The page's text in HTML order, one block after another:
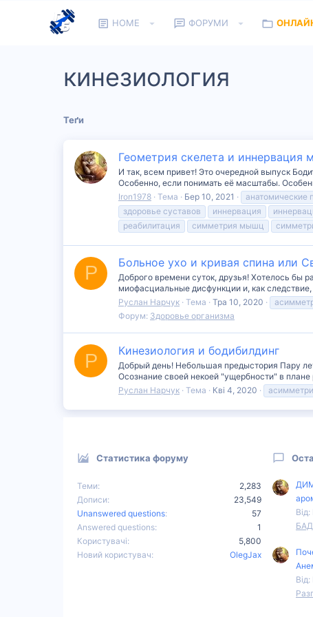
HOME ФОРУМИ
кинезиология
Теґи
Геометрия скелета и иннервация
И так, всем привет! Это очередной выпуск
Особенно, если понимать её масштабы.
Iron1978 Тема Бер 10, 2021 анатомические
здоровье суставов
иннервация
реабилитация
симметрия мышц
Р Больное ухо и кривая спина или
Доброго времени суток, друзья! Хотелось бы
миофасциальные дисфункции и, как
Руслан Нарчук Тема Тра 10, 2020
Форум: Здоровье организма
Р Кинезиология и бодибилдинг
Добрый день! Небольшая предыстория Пару
Осознание своей некоей "ущербности" в
Руслан Нарчук Тема Кві 4, 2020
Статистика форуму
Теми
2,283
Дописи
23,549
Unanswered questions
57
Answered questions
1
Користувачі
5,800
Новий користувач
OlegJax
ДИМ